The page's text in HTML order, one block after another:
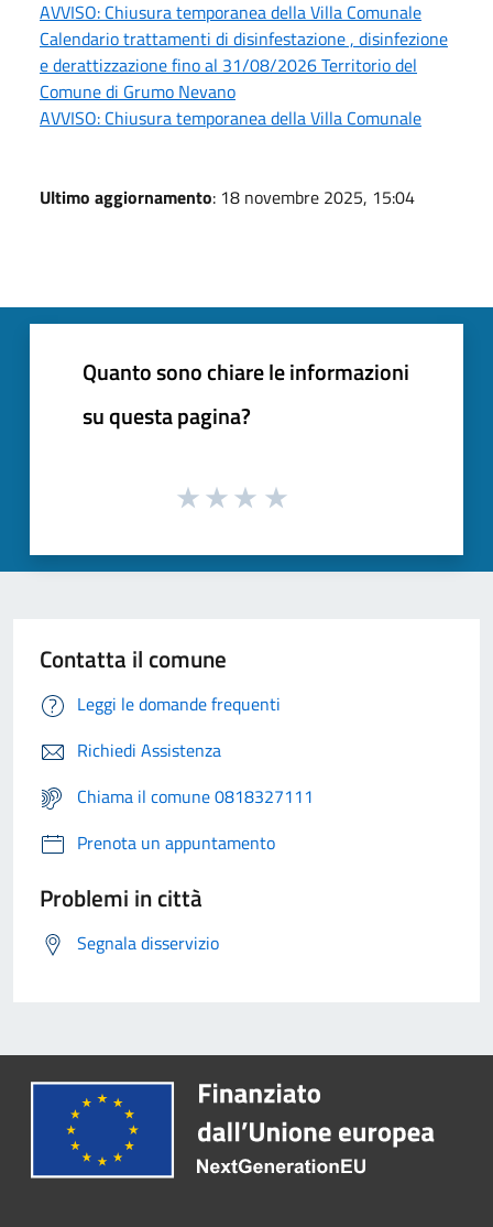
AVVISO: Chiusura temporanea della Villa Comunale
Calendario trattamenti di disinfestazione , disinfezione
e derattizzazione fino al 31/08/2026 Territorio del
Comune di Grumo Nevano
AVVISO: Chiusura temporanea della Villa Comunale
Ultimo aggiornamento: 18 novembre 2025, 15:04
Quanto sono chiare le informazioni
su questa pagina?
Contatta il comune
Leggi le domande frequenti
Richiedi Assistenza
Chiama il comune 0818327111
Prenota un appuntamento
Problemi in città
Segnala disservizio